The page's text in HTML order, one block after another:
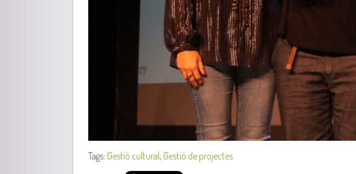
Tags: Gestió cultural , Gestió de projectes